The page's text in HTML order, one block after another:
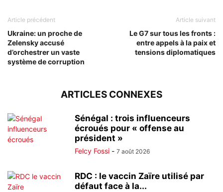
Article précédent
Ukraine: un proche de
Zelensky accusé
d’orchestrer un vaste
système de corruption
Article suivant
Le G7 sur tous les fronts :
entre appels à la paix et
tensions diplomatiques
ARTICLES CONNEXES
Sénégal : trois influenceurs
écroués pour « offense au
président »
Felcy Fossi - 7 août 2026
RDC : le vaccin Zaïre utilisé par
défaut face à la...